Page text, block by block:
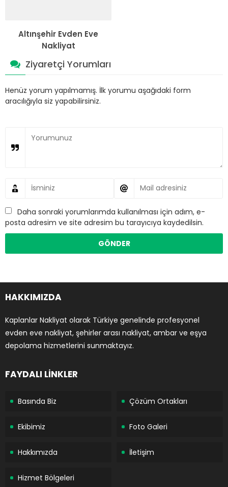
Altınşehir Evden Eve
Nakliyat
Ziyaretçi Yorumları
Henüz yorum yapılmamış. İlk yorumu aşağıdaki form
aracılığıyla siz yapabilirsiniz.
Daha sonraki yorumlarımda kullanılması için adım, e-
posta adresim ve site adresim bu tarayıcıya kaydedilsin.
HAKKIMIZDA
Kaplanlar Nakliyat olarak Türkiye genelinde profesyonel
evden eve nakliyat, şehirler arası nakliyat, ambar ve eşya
depolama hizmetlerini sunmaktayız.
FAYDALI LİNKLER
Basında Biz Çözüm Ortakları
Ekibimiz Foto Galeri
Hakkımızda İletişim
Hizmet Bölgeleri